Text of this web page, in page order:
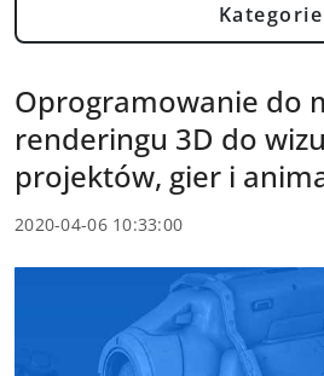
Kategorie
Oprogramowanie do
renderingu 3D do
projektów, gier i
2020-04-06 10:33:00